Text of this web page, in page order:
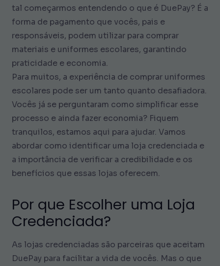
tal começarmos entendendo o que é DuePay? É a
forma de pagamento que vocês, pais e
responsáveis, podem utilizar para comprar
materiais e uniformes escolares, garantindo
praticidade e economia.
Para muitos, a experiência de comprar uniformes
escolares pode ser um tanto quanto desafiadora.
Vocês já se perguntaram como simplificar esse
processo e ainda fazer economia? Fiquem
tranquilos, estamos aqui para ajudar. Vamos
abordar como identificar uma loja credenciada e
a importância de verificar a credibilidade e os
benefícios que essas lojas oferecem.
Por que Escolher uma Loja
Credenciada?
As lojas credenciadas são parceiras que aceitam
DuePay para facilitar a vida de vocês. Mas o que